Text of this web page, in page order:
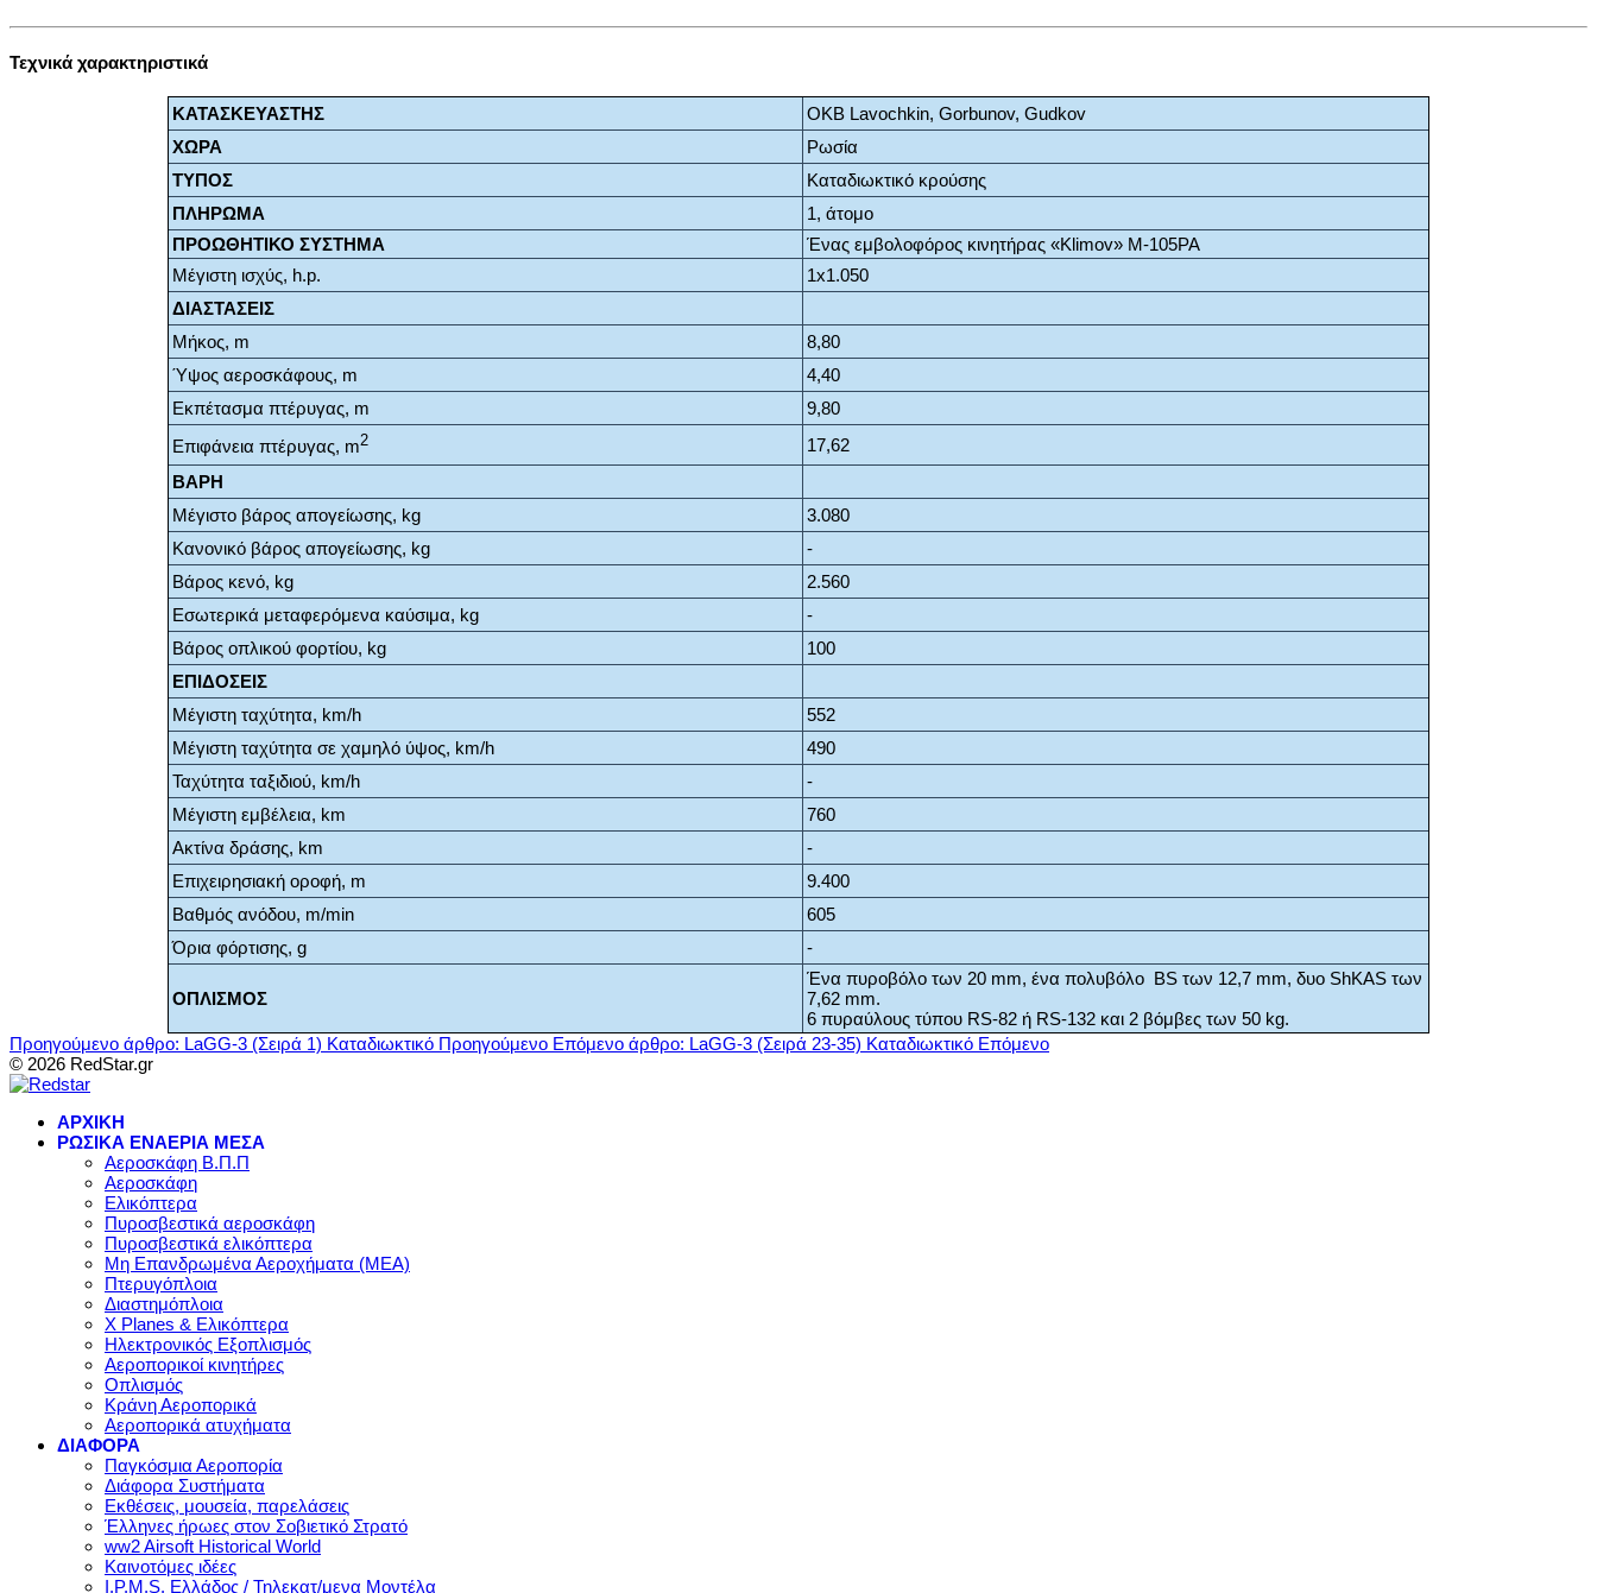
Τεχνικά χαρακτηριστικά
ΚΑΤΑΣΚΕΥΑΣΤΗΣ
OKB Lavochkin, Gorbunov, Gudkov
ΧΩΡΑ
Ρωσία
ΤΥΠΟΣ
Καταδιωκτικό κρούσης
ΠΛΗΡΩΜΑ
1, άτομο
ΠΡΟΩΘΗΤΙΚΟ ΣΥΣΤΗΜΑ
Ένας εμβολοφόρος κινητήρας «Klimov» M-105PA
Μέγιστη ισχύς, h.p.
1x1.050
ΔΙΑΣΤΑΣΕΙΣ
Μήκος, m
8,80
Ύψος αεροσκάφους, m
4,40
Εκπέτασμα πτέρυγας, m
9,80
Επιφάνεια πτέρυγας, m2
17,62
ΒΑΡΗ
Μέγιστο βάρος απογείωσης, kg
3.080
Κανονικό βάρος απογείωσης, kg
-
Βάρος κενό, kg
2.560
Εσωτερικά μεταφερόμενα καύσιμα, kg
-
Βάρος οπλικού φορτίου, kg
100
ΕΠΙΔΟΣΕΙΣ
Μέγιστη ταχύτητα, km/h
552
Μέγιστη ταχύτητα σε χαμηλό ύψος, km/h
490
Ταχύτητα ταξιδιού, km/h
-
Μέγιστη εμβέλεια, km
760
Ακτίνα δράσης, km
-
Επιχειρησιακή οροφή, m
9.400
Βαθμός ανόδου, m/min
605
Όρια φόρτισης, g
-
ΟΠΛΙΣΜΟΣ
Ένα πυροβόλο των 20 mm, ένα πολυβόλο BS των 12,7 mm, δυο ShKAS των
7,62 mm.
6 πυραύλους τύπου RS-82 ή RS-132 και 2 βόμβες των 50 kg.
Προηγούμενο άρθρο: LaGG-3 (Σειρά 1) Καταδιωκτικό Προηγούμενο Επόμενο άρθρο: LaGG-3 (Σειρά 23-35) Καταδιωκτικό Επόμενο
© 2026 RedStar.gr
ΑΡΧΙΚΗ
ΡΩΣΙΚΑ ΕΝΑΕΡΙΑ ΜΕΣΑ
Αεροσκάφη Β.Π.Π
Αεροσκάφη
Ελικόπτερα
Πυροσβεστικά αεροσκάφη
Πυροσβεστικά ελικόπτερα
Μη Επανδρωμένα Αεροχήματα (ΜΕΑ)
Πτερυγόπλοια
Διαστημόπλοια
X Planes & Ελικόπτερα
Ηλεκτρονικός Εξοπλισμός
Αεροπορικοί κινητήρες
Οπλισμός
Κράνη Αεροπορικά
Αεροπορικά ατυχήματα
ΔΙΑΦΟΡΑ
Παγκόσμια Αεροπορία
Διάφορα Συστήματα
Εκθέσεις, μουσεία, παρελάσεις
Έλληνες ήρωες στον Σοβιετικό Στρατό
ww2 Airsoft Historical World
Καινοτόμες ιδέες
I.P.M.S. Ελλάδος / Τηλεκατ/μενα Μοντέλα